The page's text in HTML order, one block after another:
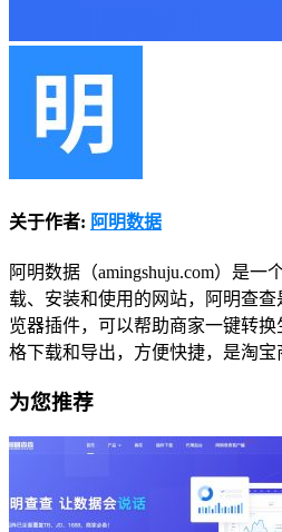
关于作者: 阿明数据
阿明数据（amingshuju.com）是
载、安装和使用的网站，阿明查查
览器插件，可以帮助商家一键转
格下载和导出，方便快捷，是淘宝
为您推荐